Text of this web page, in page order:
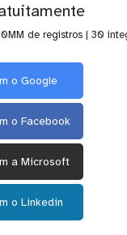
de registros | 30
o Google
o Facebook
a Microsoft
o Linkedin